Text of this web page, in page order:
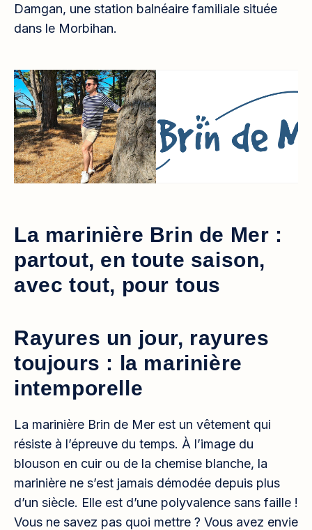
Damgan, une station balnéaire familiale située
dans le Morbihan.
La marinière Brin de Mer :
partout, en toute saison,
avec tout, pour tous
Rayures un jour, rayures
toujours : la marinière
intemporelle
La marinière Brin de Mer est un vêtement qui
résiste à l’épreuve du temps. À l’image du
blouson en cuir ou de la chemise blanche, la
marinière ne s’est jamais démodée depuis plus
d’un siècle. Elle est d’une polyvalence sans faille !
Vous ne savez pas quoi mettre ? Vous avez envie